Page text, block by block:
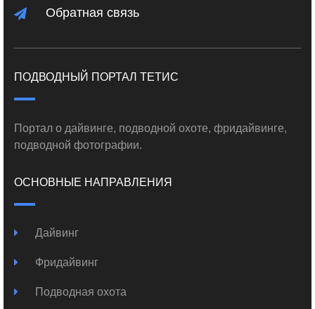
Обратная связь
ПОДВОДНЫЙ ПОРТАЛ ТЕТИС
Портал о дайвинге, подводной охоте, фридайвинге,
подводной фотографии.
ОСНОВНЫЕ НАПРАВЛЕНИЯ
Дайвинг
Фридайвинг
Подводная охота